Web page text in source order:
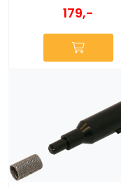
179,-